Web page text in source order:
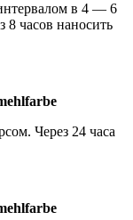
в 4 — 6
8 часов наносить
Через 24 часа